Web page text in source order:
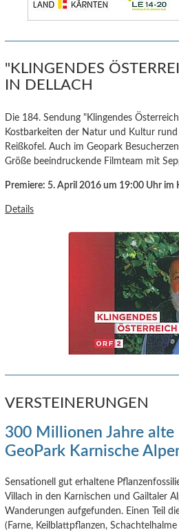
"KLINGENDES
IN DELLACH
Die 184. Sendung "Klingendes
Kostbarkeiten der Natur und Kultur
Reißkofel. Auch im Geopark
Größe beeindruckende Filmteam mit
Premiere: 5. April 2016 um 19:00 Uhr im
Details
VERSTEINERUNGEN
300 Millionen Jahre alte
GeoPark Karnische
Sensationell gut erhaltene
Villach in den Karnischen und Gailtaler
Wanderungen aufgefunden. Einen Teil
(Farne, Keilblattpflanzen,